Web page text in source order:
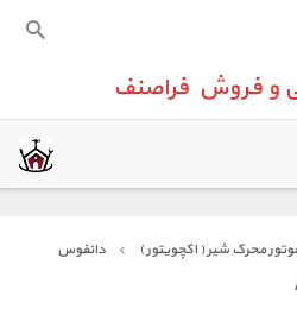
و فروش فراصنف
محرک شیر ( اکچویتور )
دانفوس